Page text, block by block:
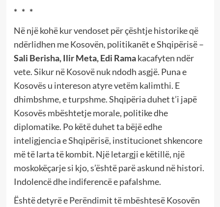
* * *
Në një kohë kur vendoset për çështje historike që
ndërlidhen me Kosovën, politikanët e Shqipërisë –
Sali Berisha, Ilir Meta, Edi Ramakacafyten ndër
vete. Sikur në Kosovë nuk ndodh asgjë. Puna e
Kosovës u intereson atyre vetëm kalimthi. E
dhimbshme, e turpshme. Shqipëria duhet t’i japë
Kosovës mbështetje morale, politike dhe
diplomatike. Po këtë duhet ta bëjë edhe
inteligjencia e Shqipërisë, institucionet shkencore
më të larta të kombit. Një letargji e këtillë, një
moskokëçarje si kjo, s’është parë askund në histori.
Indolencë dhe indiferencë e pafalshme.
Është detyrë e Perëndimit të mbështesë Kosovën